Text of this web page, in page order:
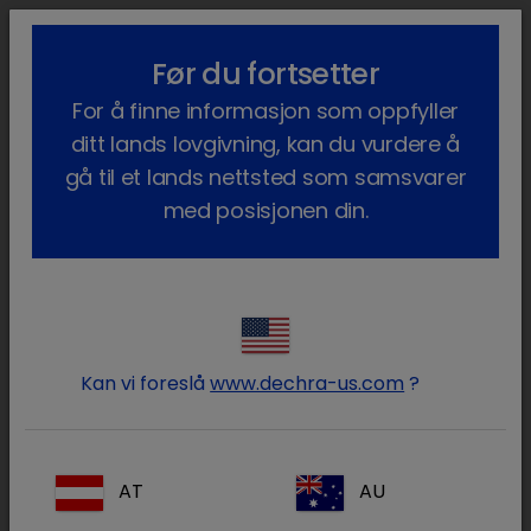
lock_outline search menu
Hypoadrenokortisisme hos hunder
Hypoadrenokortisisme hos hunder
nivåer av glukokortikoider (kortisol) og
mineralkortikoider sammenlignet med en frisk
hund. Disse hormonene er avgjørende for å
Addisons sykdom kan ikke kureres ved hjelp av
Før du fortsetter
For å finne informasjon som oppfyller
ditt lands lovgivning, kan du vurdere å
gå til et lands nettsted som samsvarer
med posisjonen din.
Kan vi foreslåwww.dechra-us.com ?
AT AU